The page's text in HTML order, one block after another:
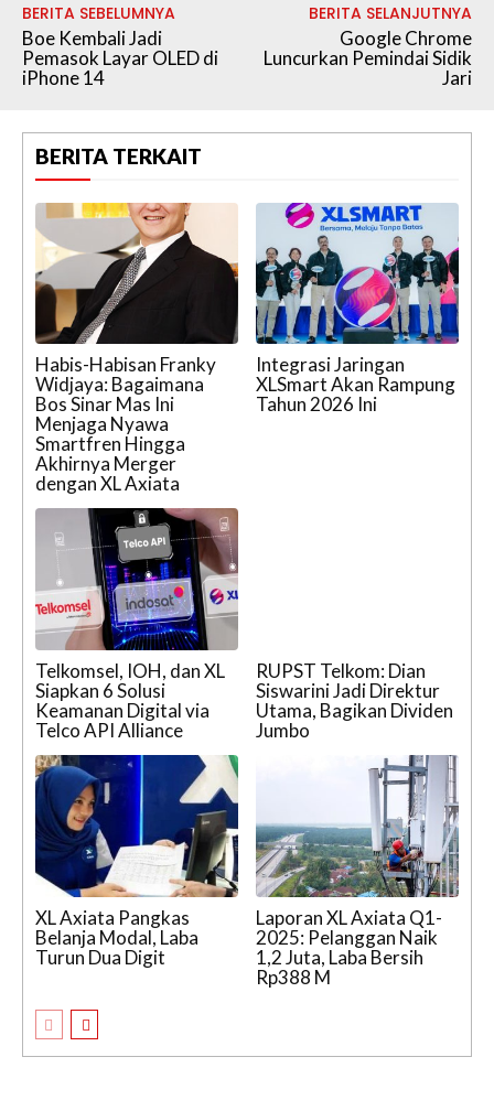
BERITA SEBELUMNYA
Boe Kembali Jadi
Pemasok Layar OLED di
iPhone 14
BERITA SELANJUTNYA
Google Chrome
Luncurkan Pemindai Sidik
Jari
BERITA TERKAIT
Habis-Habisan Franky
Widjaya: Bagaimana
Bos Sinar Mas Ini
Menjaga Nyawa
Smartfren Hingga
Akhirnya Merger
dengan XL Axiata
Integrasi Jaringan
XLSmart Akan Rampung
Tahun 2026 Ini
Telkomsel, IOH, dan XL
Siapkan 6 Solusi
Keamanan Digital via
Telco API Alliance
RUPST Telkom: Dian
Siswarini Jadi Direktur
Utama, Bagikan Dividen
Jumbo
XL Axiata Pangkas
Belanja Modal, Laba
Turun Dua Digit
Laporan XL Axiata Q1-
2025: Pelanggan Naik
1,2 Juta, Laba Bersih
Rp388 M